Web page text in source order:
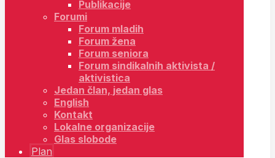
Publikacije
Forumi
Forum mladih
Forum žena
Forum seniora
Forum sindikalnih aktivista /
aktivistica
Jedan član, jedan glas
English
Kontakt
Lokalne organizacije
Glas slobode
Plan